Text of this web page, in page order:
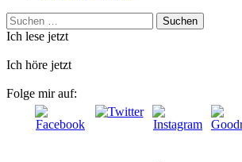
Suchen
nach:
Ich lese jetzt
Ich höre jetzt
Folge mir auf: